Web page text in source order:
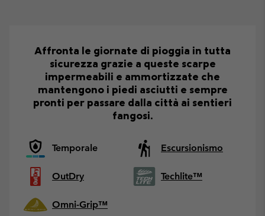
Affronta le giornate di pioggia in tutta
sicurezza grazie a queste scarpe
impermeabili e ammortizzate che
mantengono i piedi asciutti e sempre
pronti per passare dalla città ai sentieri
fangosi.
Temporale Escursionismo
OutDry Techlite™
Omni-Grip™